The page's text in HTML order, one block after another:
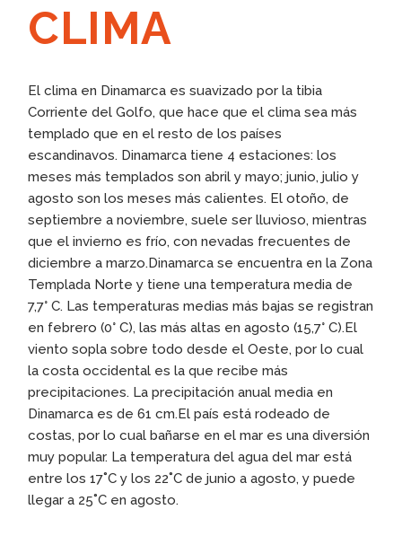
CLIMA
El clima en Dinamarca es suavizado por la tibia
Corriente del Golfo, que hace que el clima sea más
templado que en el resto de los países
escandinavos. Dinamarca tiene 4 estaciones: los
meses más templados son abril y mayo; junio, julio y
agosto son los meses más calientes. El otoño, de
septiembre a noviembre, suele ser lluvioso, mientras
que el invierno es frío, con nevadas frecuentes de
diciembre a marzo.Dinamarca se encuentra en la Zona
Templada Norte y tiene una temperatura media de
7,7° C. Las temperaturas medias más bajas se registran
en febrero (0° C), las más altas en agosto (15,7° C).El
viento sopla sobre todo desde el Oeste, por lo cual
la costa occidental es la que recibe más
precipitaciones. La precipitación anual media en
Dinamarca es de 61 cm.El país está rodeado de
costas, por lo cual bañarse en el mar es una diversión
muy popular. La temperatura del agua del mar está
entre los 17˚C y los 22˚C de junio a agosto, y puede
llegar a 25˚C en agosto.